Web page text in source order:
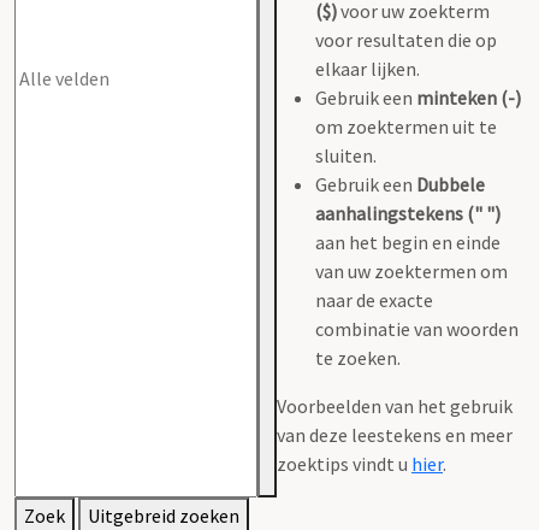
($)voor uw zoekterm
voor resultaten die op
elkaar lijken.
Gebruik een minteken (-)
om zoektermen uit te
sluiten.
Gebruik een Dubbele
aanhalingstekens (" ")
aan het begin en einde
van uw zoektermen om
naar de exacte
combinatie van woorden
te zoeken.
Voorbeelden van het gebruik
van deze leestekens en meer
zoektips vindt u hier.
Zoek Uitgebreid zoeken